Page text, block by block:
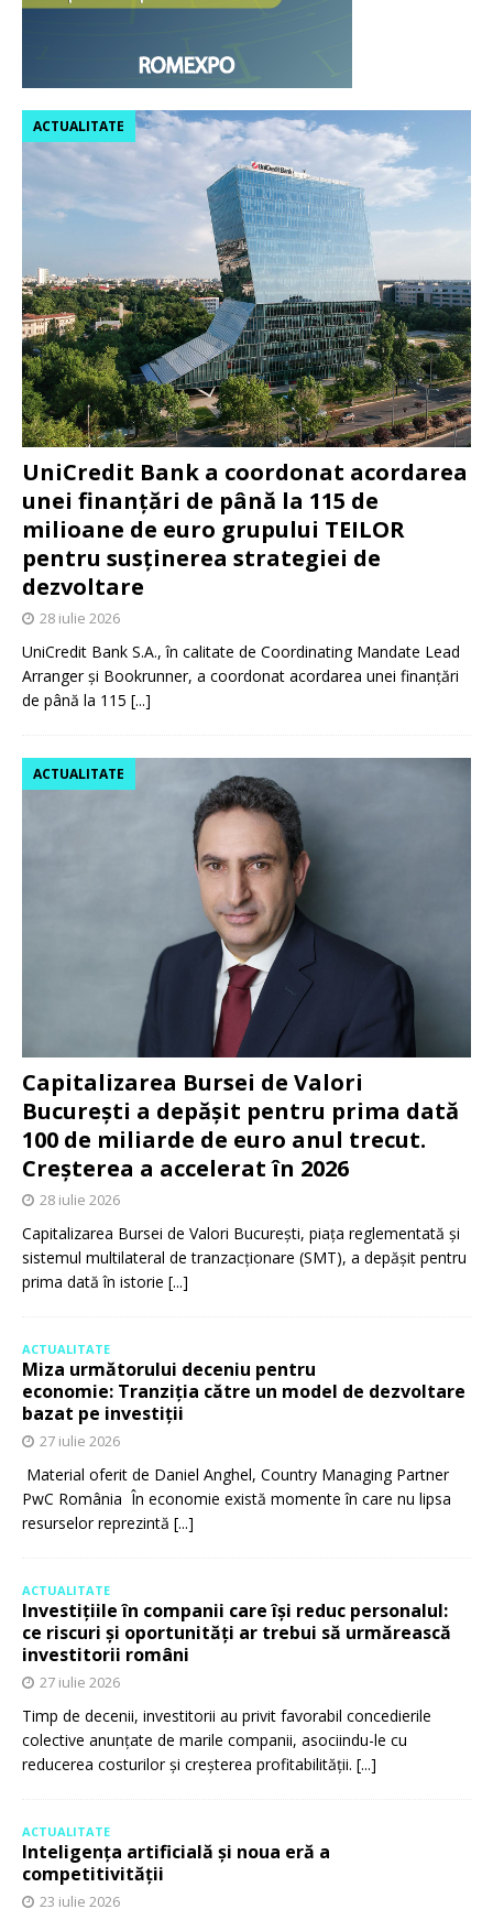
UniCredit Bank a coordonat acordarea
unei finanțări de până la 115 de
milioane de euro grupului TEILOR
pentru susținerea strategiei de
dezvoltare
ACTUALITATE
28 iulie 2026
UniCredit Bank S.A., în calitate de Coordinating Mandate Lead
Arranger și Bookrunner, a coordonat acordarea unei finanțări
de până la 115 [...]
Capitalizarea Bursei de Valori
București a depășit pentru prima dată
100 de miliarde de euro anul trecut.
Creșterea a accelerat în 2026
ACTUALITATE
28 iulie 2026
Capitalizarea Bursei de Valori București, piața reglementată și
sistemul multilateral de tranzacționare (SMT), a depășit pentru
prima dată în istorie [...]
ACTUALITATE
Miza următorului deceniu pentru
economie: Tranziția către un model de dezvoltare
bazat pe investiții
27 iulie 2026
Material oferit de Daniel Anghel, Country Managing Partner
PwC România În economie există momente în care nu lipsa
resurselor reprezintă [...]
ACTUALITATE
Investițiile în companii care își reduc personalul:
ce riscuri și oportunități ar trebui să urmărească
investitorii români
27 iulie 2026
Timp de decenii, investitorii au privit favorabil concedierile
colective anunțate de marile companii, asociindu-le cu
reducerea costurilor și creșterea profitabilității. [...]
ACTUALITATE
Inteligența artificială și noua eră a
competitivității
23 iulie 2026